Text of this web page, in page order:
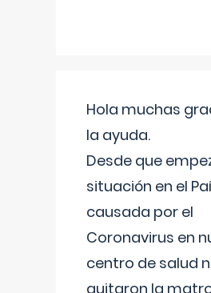
Hola muchas
la ayuda.
Desde que
situación en el
causada por el
Coronavirus en
centro de salud
quitaron la